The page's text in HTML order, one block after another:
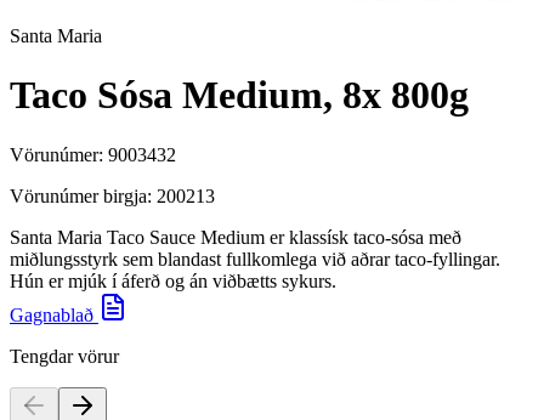
Santa Maria
Taco Sósa Medium, 8x 800g
Vörunúmer: 9003432
Vörunúmer birgja: 200213
Santa Maria Taco Sauce Medium er klassísk taco-sósa með
miðlungsstyrk sem blandast fullkomlega við aðrar taco-fyllingar.
Hún er mjúk í áferð og án viðbætts sykurs.
Gagnablað
Tengdar vörur